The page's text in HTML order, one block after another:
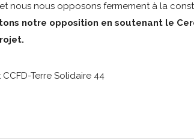
nous nous opposons fermement à la
notre opposition en soutenant le
Terre Solidaire 44